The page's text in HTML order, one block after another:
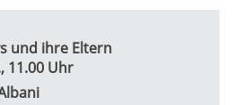
und ihre Eltern
11.00 Uhr